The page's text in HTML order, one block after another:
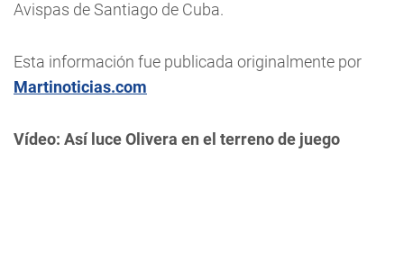
Avispas de Santiago de Cuba.
Esta información fue publicada originalmente por
Martinoticias.com
Vídeo: Así luce Olivera en el terreno de juego